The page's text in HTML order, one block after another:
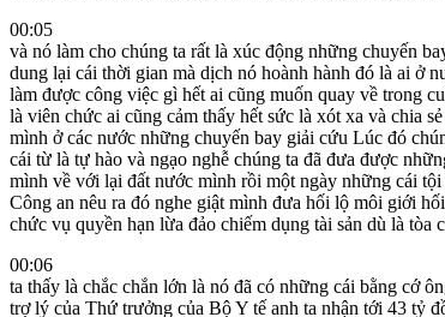
00:05
và nó làm cho chúng ta rất là xúc động những chuyến
dung lại cái thời gian mà dịch nó hoành hành đó là ai ở
làm được công việc gì hết ai cũng muốn quay về trong
là viên chức ai cũng cảm thấy hết sức là xót xa và chia
mình ở các nước những chuyến bay giải cứu Lúc đó
cái từ là tự hào và ngạo nghễ chúng ta đã đưa được
mình về với lại đất nước mình rồi một ngày những cái
Công an nêu ra đó nghe giật mình đưa hối lộ môi giới
chức vụ quyền hạn lừa đảo chiếm dụng tài sản dù là tòa
00:06
ta thấy là chắc chắn lớn là nó đã có những cái bằng cớ
trợ lý của Thứ trưởng của Bộ Y tế anh ta nhận tới 43 tỷ